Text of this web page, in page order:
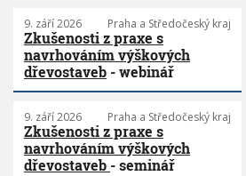
9. září 2026 Praha a Středočeský kraj
Zkušenosti z praxe s
navrhováním výškových
dřevostaveb - webinář
9. září 2026 Praha a Středočeský kraj
Zkušenosti z praxe s
navrhováním výškových
dřevostaveb - seminář